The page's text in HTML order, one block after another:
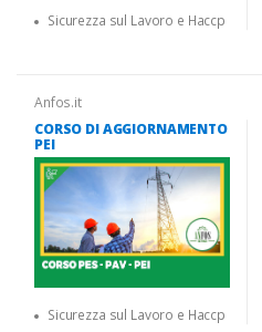
Sicurezza sul Lavoro e Haccp
Anfos.it
CORSO DI AGGIORNAMENTO
PEI
Sicurezza sul Lavoro e Haccp